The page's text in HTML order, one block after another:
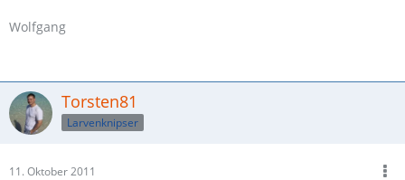
Wolfgang
Torsten81
Larvenknipser
11. Oktober 2011